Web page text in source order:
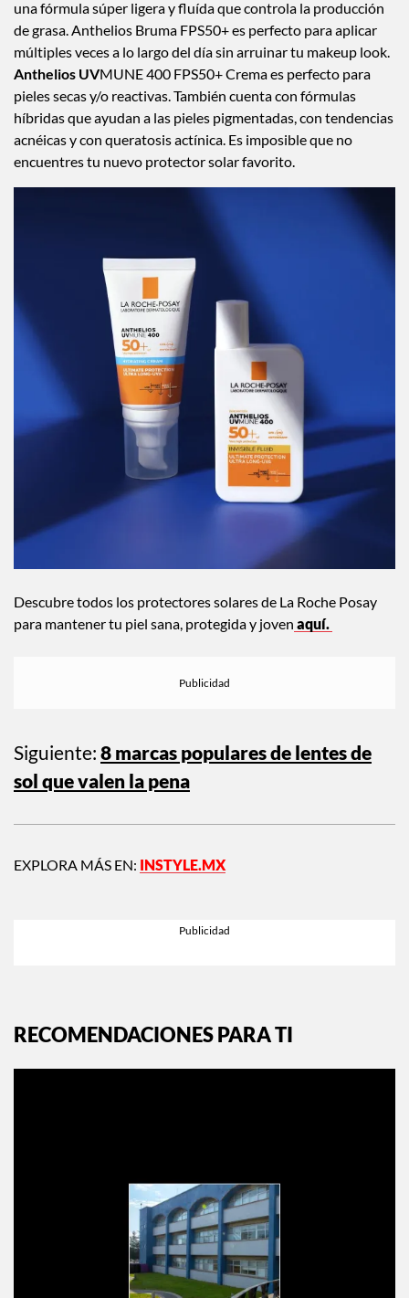
una fórmula súper ligera y fluída que controla la producción
de grasa. Anthelios Bruma FPS50+ es perfecto para aplicar
múltiples veces a lo largo del día sin arruinar tu makeup look.
Anthelios UVMUNE 400 FPS50+ Crema es perfecto para
pieles secas y/o reactivas. También cuenta con fórmulas
híbridas que ayudan a las pieles pigmentadas, con tendencias
acnéicas y con queratosis actínica. Es imposible que no
encuentres tu nuevo protector solar favorito.
Descubre todos los protectores solares de La Roche Posay
para mantener tu piel sana, protegida y joven aquí.
Siguiente: 8 marcas populares de lentes de
sol que valen la pena
EXPLORA MÁS EN: INSTYLE.MX
RECOMENDACIONES PARA TI